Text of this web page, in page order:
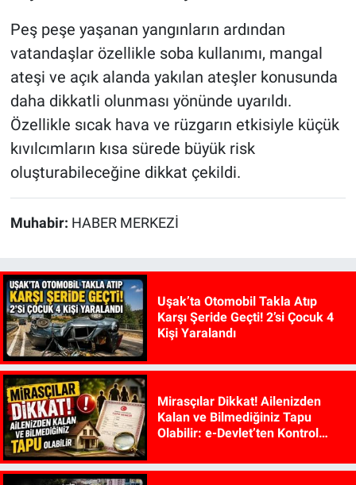
Peş peşe yaşanan yangınların ardından
vatandaşlar özellikle soba kullanımı, mangal
ateşi ve açık alanda yakılan ateşler konusunda
daha dikkatli olunması yönünde uyarıldı.
Özellikle sıcak hava ve rüzgarın etkisiyle küçük
kıvılcımların kısa sürede büyük risk
oluşturabileceğine dikkat çekildi.
Muhabir: HABER MERKEZİ
Uşak’ta Otomobil Takla Atıp
Karşı Şeride Geçti! 2’si Çocuk 4
Kişi Yaralandı
Mirasçılar Dikkat! Ailenizden
Kalan ve Bilmediğiniz Tapu
Olabilir: e-Devlet’ten Kontrol